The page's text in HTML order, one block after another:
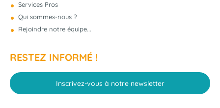
Services Pros
Qui sommes-nous ?
Rejoindre notre équipe...
RESTEZ INFORMÉ !
Inscrivez-vous à notre newsletter